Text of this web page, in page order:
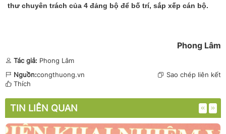
thư chuyên trách của 4 đảng bộ để bố trí, sắp xếp cán bộ.
Phong Lâm
Tác giả: Phong Lâm
Nguồn:congthuong.vn
Sao chép liên kết
Thích
TIN LIÊN QUAN